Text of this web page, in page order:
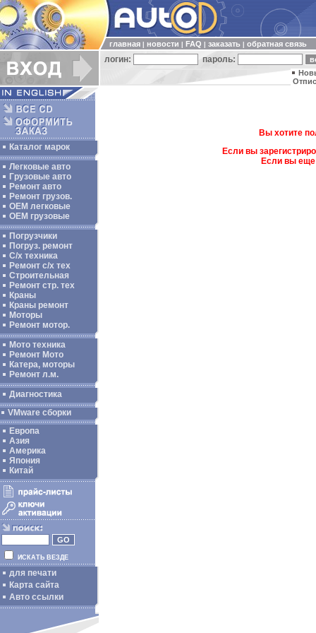
главная новости FAQ заказать обратная связь
логин: пароль:
Каталог марок
Легковые авто
Грузовые авто
Ремонт авто
Ремонт грузов.
ОЕМ легковые
OEM грузовые
Погрузчики
Погруз. ремонт
С/х техника
Ремонт с/х тех
Строительная
Ремонт стр. тех
Краны
Краны ремонт
Моторы
Ремонт мотор.
Мото техника
Ремонт Мото
Катера, моторы
Ремонт л.м.
Диагностика
VMware сборки
Европа
Азия
Америка
Япония
Китай
ИСКАТЬ ВЕЗДЕ
для печати
Карта сайта
Авто ссылки
Вы хотите
Если вы
Если вы еще